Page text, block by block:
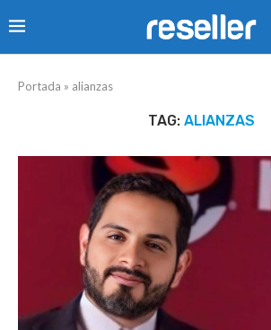
Portada » alianzas
TAG: ALIANZAS